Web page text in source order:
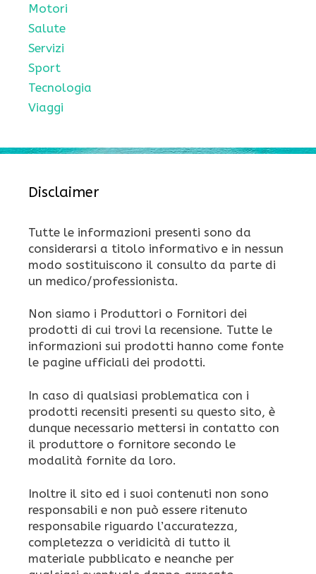
Motori
Salute
Servizi
Sport
Tecnologia
Viaggi
Disclaimer
Tutte le informazioni presenti sono da
considerarsi a titolo informativo e in nessun
modo sostituiscono il consulto da parte di
un medico/professionista.
Non siamo i Produttori o Fornitori dei
prodotti di cui trovi la recensione. Tutte le
informazioni sui prodotti hanno come fonte
le pagine ufficiali dei prodotti.
In caso di qualsiasi problematica con i
prodotti recensiti presenti su questo sito, è
dunque necessario mettersi in contatto con
il produttore o fornitore secondo le
modalità fornite da loro.
Inoltre il sito ed i suoi contenuti non sono
responsabili e non può essere ritenuto
responsabile riguardo l’accuratezza,
completezza o veridicità di tutto il
materiale pubblicato e neanche per